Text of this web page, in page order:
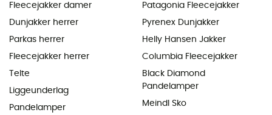
Fleecejakker damer
Dunjakker herrer
Parkas herrer
Fleecejakker herrer
Telte
Liggeunderlag
Pandelamper
Patagonia Fleecejakker
Pyrenex Dunjakker
Helly Hansen Jakker
Columbia Fleecejakker
Black Diamond
Pandelamper
Meindl Sko